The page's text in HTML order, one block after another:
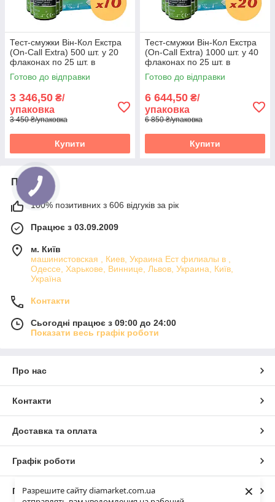
Разрешите сайту diamarket.com.ua
×
Тест-смужки Він-Кол Екстра
(On-Call Extra) 500 шт. у 20
флаконах по 25 шт. в
пакованні
Готово до відправки
3 346,50 ₴/
упаковка
3 450 ₴/упаковка
Купити
Тест-смужки Він-Кол Екстра
(On-Call Extra) 1000 шт. у 40
флаконах по 25 шт. в
упаковці
Готово до відправки
6 644,50 ₴/
упаковка
6 850 ₴/упаковка
Купити
Про нас
100% позитивних з 606 відгуків за рік
Працює з 03.09.2009
м. Київ
машинистовская , Киев, Украина Ест филиалы в ,
Одессе, Харькове, Виннице, Львов, Украина, Київ,
Україна
Контакти
Сьогодні працює з 09:00 до 24:00
Показати весь графік роботи
Про нас
Контакти
Доставка та оплата
Графік роботи
Повна версія сайту